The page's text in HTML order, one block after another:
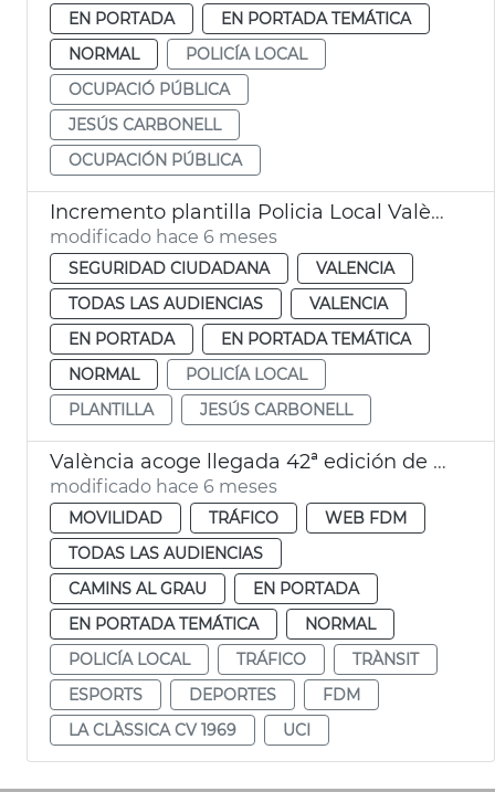
EN PORTADA
EN PORTADA TEMÁTICA
NORMAL
POLICÍA LOCAL
OCUPACIÓ PÚBLICA
JESÚS CARBONELL
OCUPACIÓN PÚBLICA
Incremento plantilla Policia Local València
modificado hace 6 meses
SEGURIDAD CIUDADANA
VALENCIA
TODAS LAS AUDIENCIAS
VALENCIA
EN PORTADA
EN PORTADA TEMÁTICA
NORMAL
POLICÍA LOCAL
PLANTILLA
JESÚS CARBONELL
València acoge llegada 42ª edición de La Clàssica Comunitat Valenciana 1969
modificado hace 6 meses
MOVILIDAD TRÁFICO
WEB FDM
TODAS LAS AUDIENCIAS
CAMINS AL GRAU
EN PORTADA
EN PORTADA TEMÁTICA
NORMAL
POLICÍA LOCAL
TRÁFICO
TRÀNSIT
ESPORTS
DEPORTES
FDM
LA CLÀSSICA CV 1969
UCI